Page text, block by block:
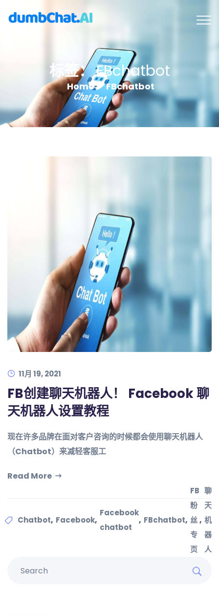
标签：FBchatbot
Home FBchatbot
11月 19, 2021
FB创建聊天机器人！ Facebook 聊
天机器人设置教程
现在许多品牌在面对客户咨询的时候都会使用聊天机器人
（Chatbot）来减轻客服工
Read More
Chatbot, Facebook,
Facebook
chatbot
, FBchatbot,
FB
粉
丝
专
页
,
聊
天
机
器
人